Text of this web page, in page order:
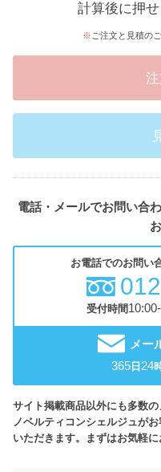
計算後に押せ
ご注文と見積の
電話・メールでお問い合
お電話でのお問い
受付時間
メー
365 日 24
サイト掲載商品以外にも多数
ノベルティコンシェルジュが
いただきます。まずはお気軽に